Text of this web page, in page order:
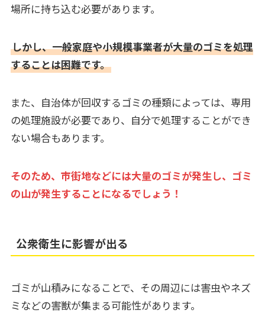
場所に持ち込む必要があります。
しかし、一般家庭や小規模事業者が大量のゴミを処理
することは困難です。
また、自治体が回収するゴミの種類によっては、専用
の処理施設が必要であり、自分で処理することができ
ない場合もあります。
そのため、市街地などには大量のゴミが発生し、ゴミ
の山が発生することになるでしょう！
公衆衛生に影響が出る
ゴミが山積みになることで、その周辺には害虫やネズ
ミなどの害獣が集まる可能性があります。